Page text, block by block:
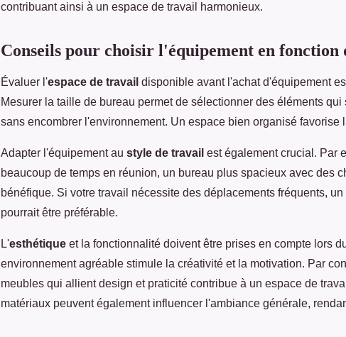
contribuant ainsi à un espace de travail harmonieux.
Conseils pour choisir l'équipement en fonction
Évaluer l'espace de travail disponible avant l'achat d'équipement
Mesurer la taille de bureau permet de sélectionner des éléments
sans encombrer l'environnement. Un espace bien organisé favorise
Adapter l'équipement au style de travail est également crucial. Par
beaucoup de temps en réunion, un bureau plus spacieux avec des
bénéfique. Si votre travail nécessite des déplacements fréquents,
pourrait être préférable.
L'esthétique et la fonctionnalité doivent être prises en compte lors
environnement agréable stimule la créativité et la motivation. Par
meubles qui allient design et praticité contribue à un espace de
matériaux peuvent également influencer l'ambiance générale,